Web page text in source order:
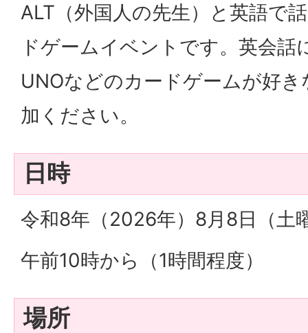
ALT（外国人の先生）と英語で
ドゲームイベントです。英会話
UNOなどのカードゲームが好
加ください。
日時
令和8年（2026年）8月8日（
午前10時から（1時間程度）
場所